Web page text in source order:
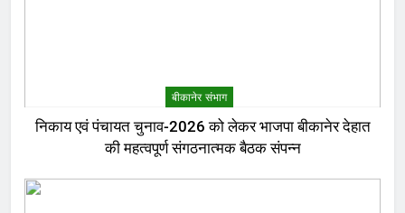
बीकानेर संभाग
निकाय एवं पंचायत चुनाव-2026 को लेकर भाजपा बीकानेर देहात
की महत्वपूर्ण संगठनात्मक बैठक संपन्न